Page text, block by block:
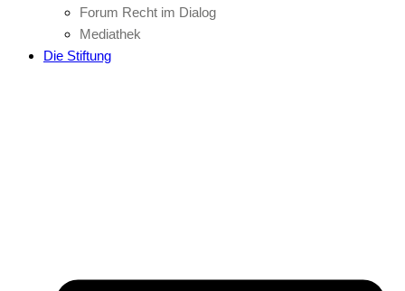
Forum Recht im Dialog
Mediathek
Die Stiftung